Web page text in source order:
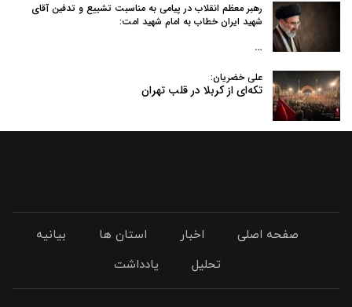
رهبر معظم انقلاب در پیامی به‌ مناسبت تشییع و تدفین آقای
شهید ایران خطاب به امام شهید امت:
…
علی خضریان:
تکه‌ای از کربلا در قلب تهران
صفحه اصلی اخبار استان ها
بیانیه
تحلیل
یادداشت